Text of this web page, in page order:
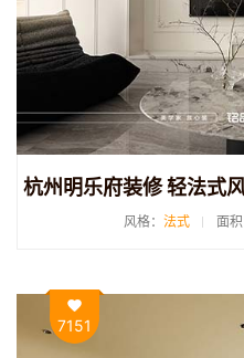
风格： 法式 面积
7151